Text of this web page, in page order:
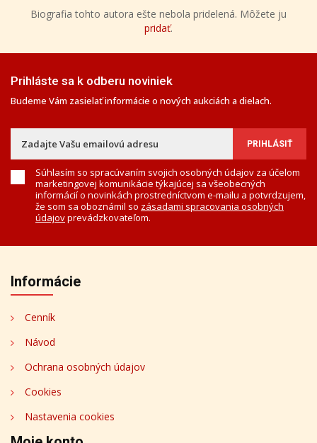
Biografia tohto autora ešte nebola pridelená. Môžete ju
pridať.
Prihláste sa k odberu noviniek
Budeme Vám zasielať informácie o nových aukciách a dielach.
Súhlasím so spracúvaním svojich osobných údajov za účelom
marketingovej komunikácie týkajúcej sa všeobecných
informácií o novinkách prostredníctvom e-mailu a potvrdzujem,
že som sa oboznámil so zásadami spracovania osobných
údajovprevádzkovateľom.
Informácie
Cenník
Návod
Ochrana osobných údajov
Cookies
Nastavenia cookies